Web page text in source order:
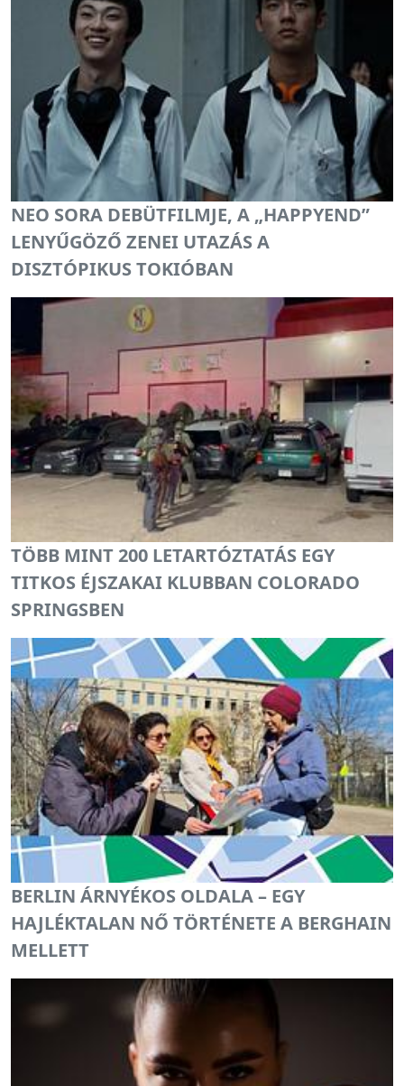
NEO SORA DEBÜTFILMJE, A „HAPPYEND”
LENYŰGÖZŐ ZENEI UTAZÁS A
DISZTÓPIKUS TOKIÓBAN
TÖBB MINT 200 LETARTÓZTATÁS EGY
TITKOS ÉJSZAKAI KLUBBAN COLORADO
SPRINGSBEN
BERLIN ÁRNYÉKOS OLDALA – EGY
HAJLÉKTALAN NŐ TÖRTÉNETE A BERGHAIN
MELLETT